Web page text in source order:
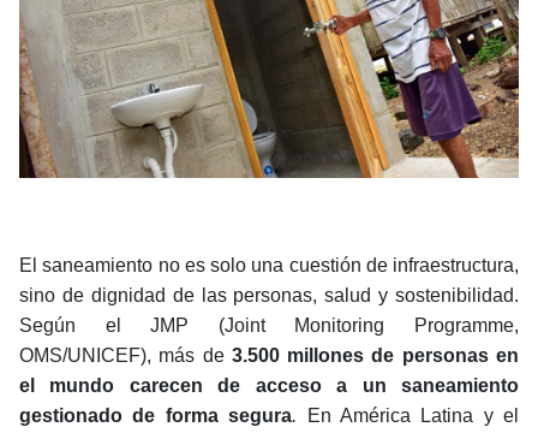
El saneamiento no es solo una cuestión de infraestructura,
sino de dignidad de las personas, salud y sostenibilidad.
Según el JMP (Joint Monitoring Programme,
OMS/UNICEF), más de3.500 millones de personas en
el mundo carecen de acceso a un saneamiento
gestionado de forma segura.
En América Latina y el